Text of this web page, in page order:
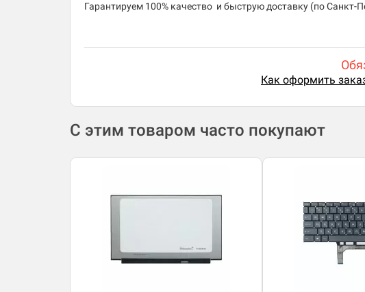
​Гарантируем 100% качество и быструю доставку (по Санкт-
Как оформить
С этим товаром часто покупают